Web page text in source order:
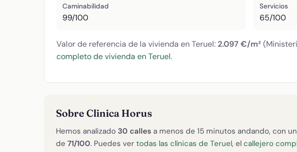
Caminabilidad
99/100
Servicios
65/100
Valor de referencia de la vivienda en Teruel: 2.097 €/m²
completo de vivienda en Teruel.
Sobre Clinica Horus
Hemos analizado 30 calles a menos de 15 minutos andando, con
de 71/100. Puedes ver todas las clínicas de Teruel, el callejero